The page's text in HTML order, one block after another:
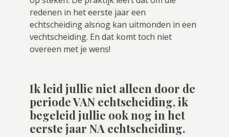
redenen in het eerste jaar een
echtscheiding alsnog kan uitmonden in een
vechtscheiding. En dat komt toch niet
overeen met je wens!
Ik leid jullie niet alleen door de
periode VAN echtscheiding, ik
begeleid jullie ook nog in het
eerste jaar NA echtscheiding.